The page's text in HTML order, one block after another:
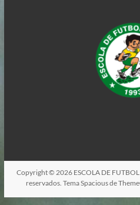
Copyright © 2026 ESCOLA DE
reservados. TemaSpaciousde